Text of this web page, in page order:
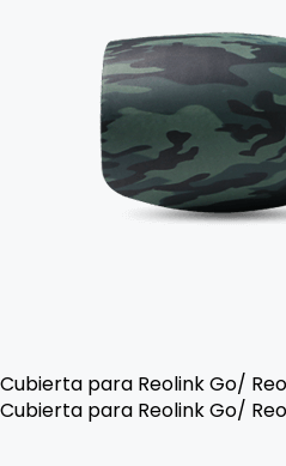
Cubierta para Reolink Go/
Cubierta para Reolink Go/